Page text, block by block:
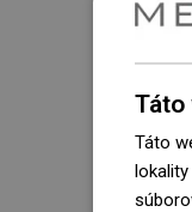
Táto
Táto